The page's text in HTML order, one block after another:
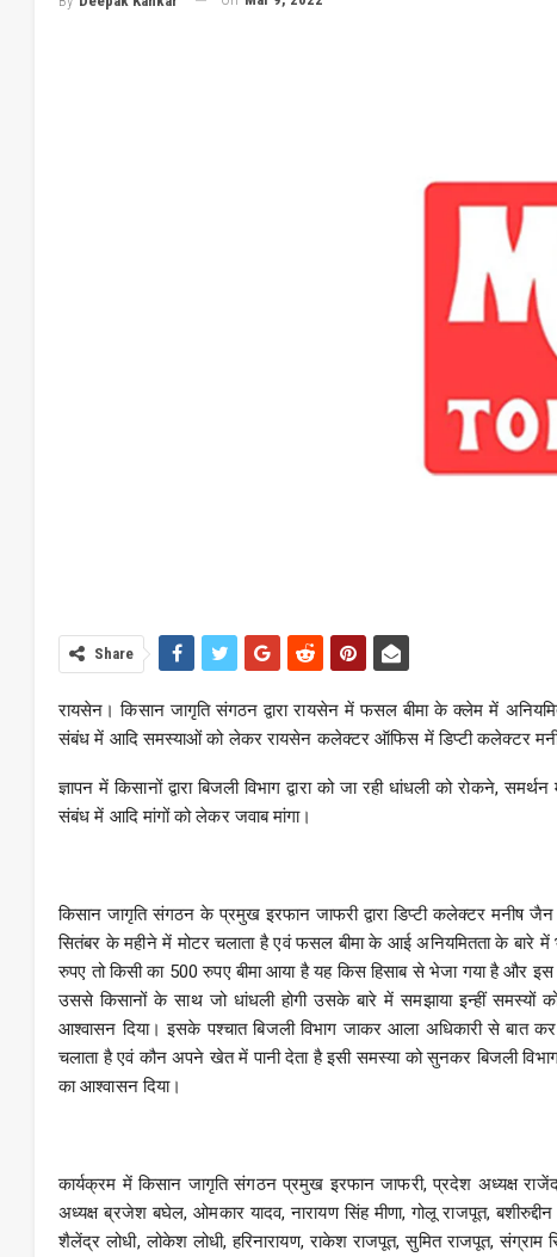
Share
रायसेन। किसान जागृति संगठन द्वारा रायसेन में फसल बीमा के क्लेम में
संबंध में आदि समस्याओं को लेकर रायसेन कलेक्टर ऑफिस में डिप्टी कलेक्टर मनीष
ज्ञापन में किसानों द्वारा बिजली विभाग द्वारा को जा रही धांधली को
संबंध में आदि मांगों को लेकर जवाब मांगा।
किसान जागृति संगठन के प्रमुख इरफान जाफरी द्वारा डिप्टी कलेक्टर मनीष
सितंबर के महीने में मोटर चलाता है एवं फसल बीमा के आई अनियमितता के बारे में भी
रुपए तो किसी का 500 रुपए बीमा आया है यह किस हिसाब से भेजा गया है और इस
उससे किसानों के साथ जो धांधली होगी उसके बारे में समझाया इन्हीं
आश्वासन दिया। इसके पश्चात बिजली विभाग जाकर आला अधिकारी से बात
चलाता है एवं कौन अपने खेत में पानी देता है इसी समस्या को सुनकर बिजली
का आश्वासन दिया।
कार्यक्रम में किसान जागृति संगठन प्रमुख इरफान जाफरी, प्रदेश अध्यक्ष
अध्यक्ष ब्रजेश बघेल, ओमकार यादव, नारायण सिंह मीणा, गोलू राजपूत,
शैलेंद्र लोधी, लोकेश लोधी, हरिनारायण, राकेश राजपूत, सुमित राजपूत,